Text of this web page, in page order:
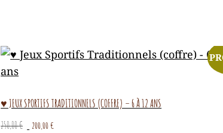
♥ JEUX SPORTIFS TRADITIONNELS (COFFRE) – 6 À 12 ANS
250,00€
Le
200,00€